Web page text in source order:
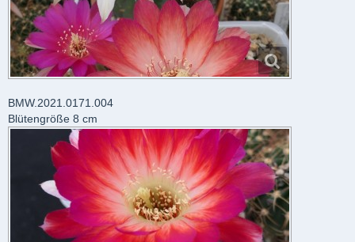
BMW.2021.0171.004
Blütengröße 8 cm